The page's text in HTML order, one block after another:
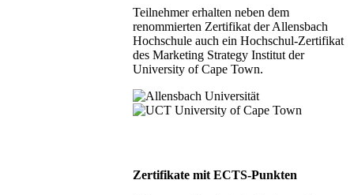
Teilnehmer erhalten neben dem
renommierten Zertifikat der Allensbach
Hochschule auch ein Hochschul-Zertifikat
des Marketing Strategy Institut der
University of Cape Town.
Zertifikate mit ECTS-Punkten